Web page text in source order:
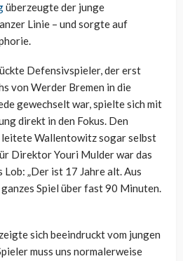
überzeugte der junge
Linie – und sorgte auf
Defensivspieler, der erst
von Werder Bremen in die
gewechselt war, spielte sich mit
direkt in den Fokus. Den
Wallentowitz sogar selbst
Direktor Youri Mulder war das
„Der ist 17 Jahre alt. Aus
Spiel über fast 90 Minuten.
sich beeindruckt vom jungen
muss uns normalerweise